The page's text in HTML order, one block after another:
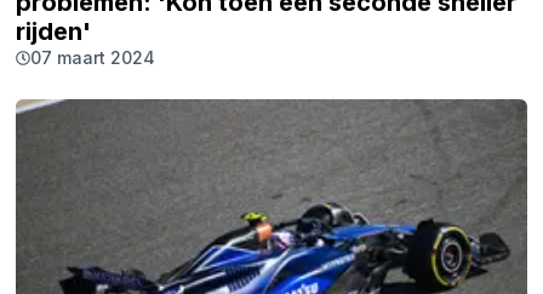
rijden'
07 maart 2024